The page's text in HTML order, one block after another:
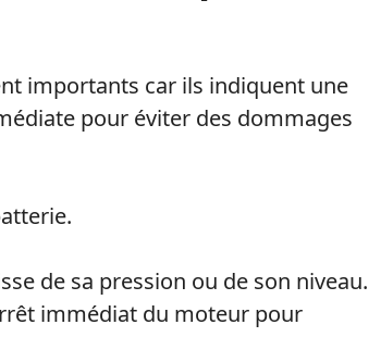
importants car ils indiquent une
pour éviter des dommages
de sa pression ou de son niveau.
immédiat du moteur pour